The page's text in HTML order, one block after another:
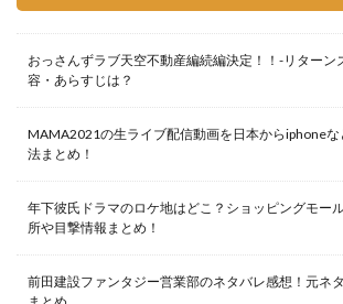
おっさんずラブ天空不動産編続編決定！！-リターン
容・あらすじは？
MAMA2021の生ライブ配信動画を日本からiphone
法まとめ！
年下彼氏ドラマのロケ地はどこ？ショッピングモー
所や目撃情報まとめ！
前田建設ファンタジー営業部のネタバレ感想！元ネ